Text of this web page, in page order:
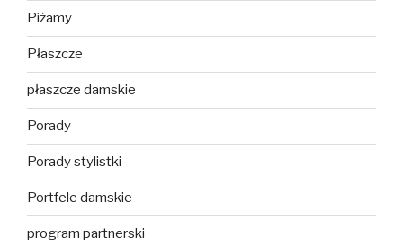
Piżamy
Płaszcze
płaszcze damskie
Porady
Porady stylistki
Portfele damskie
program partnerski